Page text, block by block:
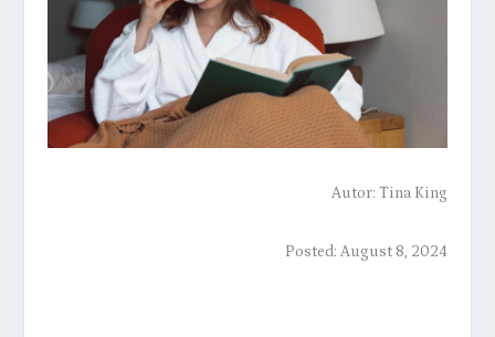
Autor:Tina King
Posted: August 8, 2024